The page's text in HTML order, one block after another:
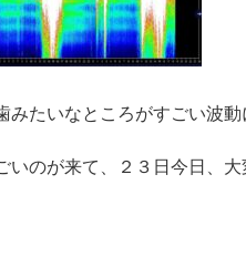
みたいなところがすごい波動
いのが来て、２３日今日、